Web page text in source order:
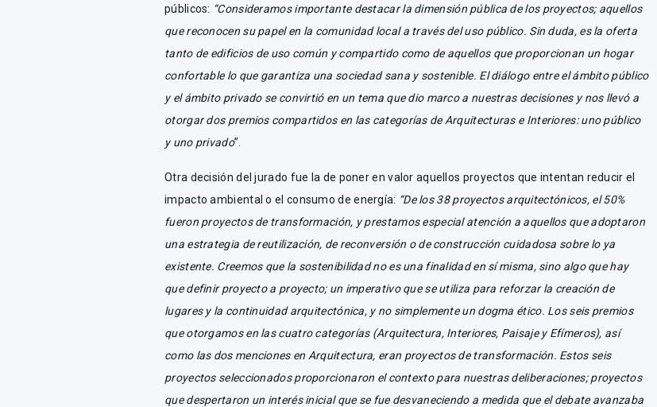
públicos: “Consideramos importante destacar la dimensión pública de los proyectos; aquellos
que reconocen su papel en la comunidad local a través del uso público. Sin duda, es la oferta
tanto de edificios de uso común y compartido como de aquellos que proporcionan un hogar
confortable lo que garantiza una sociedad sana y sostenible. El diálogo entre el ámbito público
y el ámbito privado se convirtió en un tema que dio marco a nuestras decisiones y nos llevó a
otorgar dos premios compartidos en las categorías de Arquitecturas e Interiores: uno público
y uno privado”.
Otra decisión del jurado fue la de poner en valor aquellos proyectos que intentan reducir el
impacto ambiental o el consumo de energía: “De los 38 proyectos arquitectónicos, el 50%
fueron proyectos de transformación, y prestamos especial atención a aquellos que adoptaron
una estrategia de reutilización, de reconversión o de construcción cuidadosa sobre lo ya
existente. Creemos que la sostenibilidad no es una finalidad en sí misma, sino algo que hay
que definir proyecto a proyecto; un imperativo que se utiliza para reforzar la creación de
lugares y la continuidad arquitectónica, y no simplemente un dogma ético. Los seis premios
que otorgamos en las cuatro categorías (Arquitectura, Interiores, Paisaje y Efímeros), así
como las dos menciones en Arquitectura, eran proyectos de transformación. Estos seis
proyectos seleccionados proporcionaron el contexto para nuestras deliberaciones; proyectos
que despertaron un interés inicial que se fue desvaneciendo a medida que el debate avanzaba